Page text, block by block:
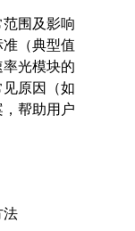
围及影响
（典型值
率光模块的
原因（如
帮助用户
法